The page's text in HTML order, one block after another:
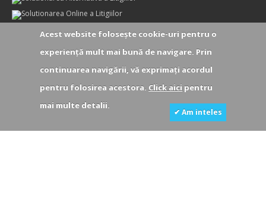
Acest website foloseşte cookie-uri pentru o
experienţă mult mai bună de navigare. Prin
continuarea navigării, vă exprimaţi acordul
pentru folosirea acestora. Click aici pentru
mai multe detalii.
✔ Am inteles